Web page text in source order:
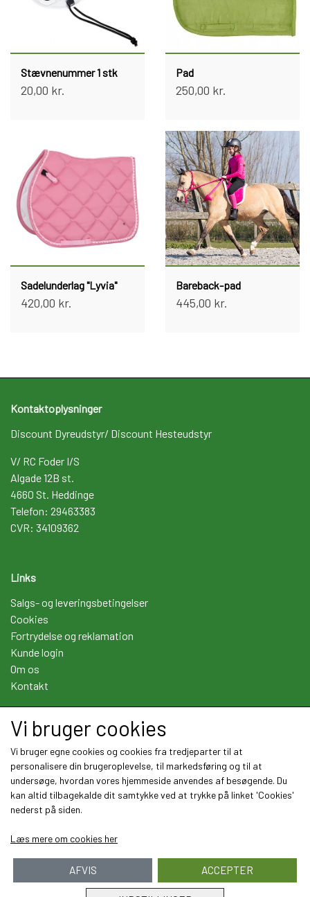
Stævnenummer 1 stk
20,00 kr.
Pad
250,00 kr.
Sadelunderlag "Lyvia"
420,00 kr.
Bareback-pad
445,00 kr.
Kontaktoplysninger
Discount Dyreudstyr/ Discount Hesteudstyr
V/ RC Foder I/S
Algade 12B st.
4660 St. Heddinge
Telefon: 29463383
CVR: 34109362
Links
Salgs- og leveringsbetingelser
Cookies
Fortrydelse og reklamation
Kunde login
Om os
Kontakt
Sociale medier
Vi bruger cookies
Vi bruger egne cookies og cookies fra tredjeparter til at
personalisere din brugeroplevelse, til markedsføring og til at
undersøge, hvordan vores hjemmeside anvendes af besøgende. Du
kan altid tilbagekalde dit samtykke ved at trykke på linket 'Cookies'
nederst på siden.
Læs mere om cookies her
AFVIS ACCEPTER